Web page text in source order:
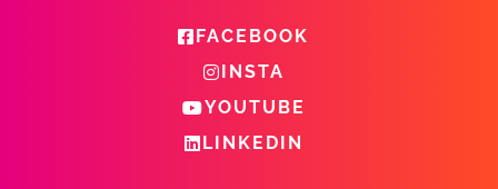
FACEBOOK
INSTA
YOUTUBE
LINKEDIN